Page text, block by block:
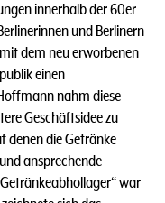
innerhalb der 60er
und Berlinern
dem neu erworbenen
einen
nahm diese
Geschäftsidee zu
denen die Getränke
ansprechende
war